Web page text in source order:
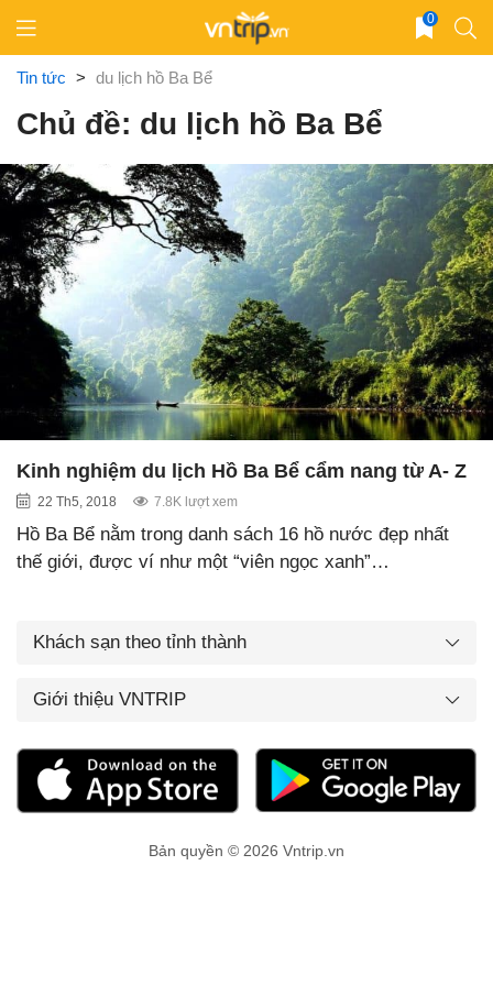
content
0
Tin tức > du lịch hồ Ba Bể
Chủ đề: du lịch hồ Ba Bể
Kinh nghiệm du lịch Hồ Ba Bể cẩm nang từ A- Z
22 Th5, 2018 7.8K lượt xem
Hồ Ba Bể nằm trong danh sách 16 hồ nước đẹp nhất
thế giới, được ví như một “viên ngọc xanh”…
Khách sạn theo tỉnh thành
Giới thiệu VNTRIP
Bản quyền © 2026 Vntrip.vn